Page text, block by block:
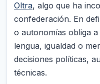
Oltra, algo que ha
confederación. En
o autonomías obliga
lengua, igualdad o
decisiones políticas,
técnicas.